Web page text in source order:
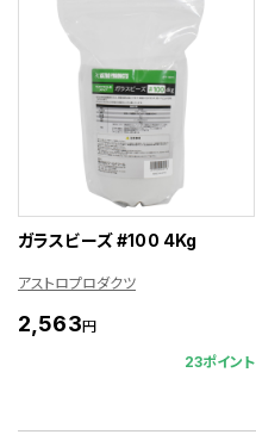
ガラスビーズ #100 4Kg
アストロプロダクツ
2,563円
23ポイント